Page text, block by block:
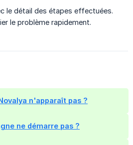
le détail des étapes effectuées.
le problème rapidement.
n'apparaît pas ?
ne démarre pas ?